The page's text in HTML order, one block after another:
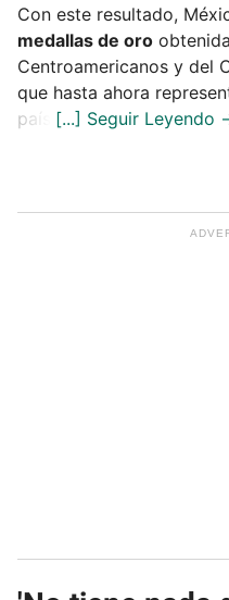
Con este resultado,
medallas de oro
Centroamericanos y del
que hasta ahora
país.